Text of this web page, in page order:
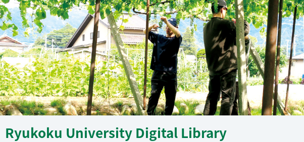
Ryukoku University Digital Library